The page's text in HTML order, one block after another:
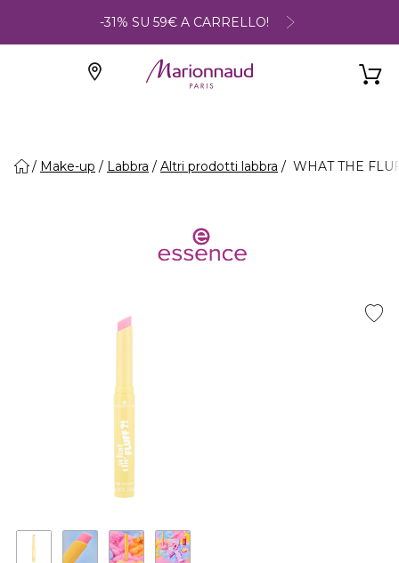
-31% SU 59€ A CARRELLO!
Make-up Labbra Altri prodotti labbra WHAT THE